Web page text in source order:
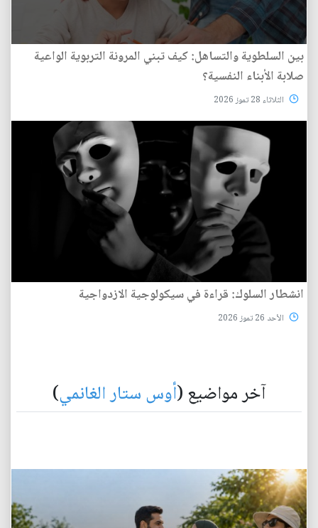
بين السلطوية والتساهل: كيف تبني المرونة التربوية الواعية
صلابة الأبناء النفسية؟
الثلاثاء 28 تموز 2026
انشطار السلوك: قراءة في سيكولوجية الازدواجية
الأحد 26 تموز 2026
آخر مواضيع (أوس ستار الغانمي)